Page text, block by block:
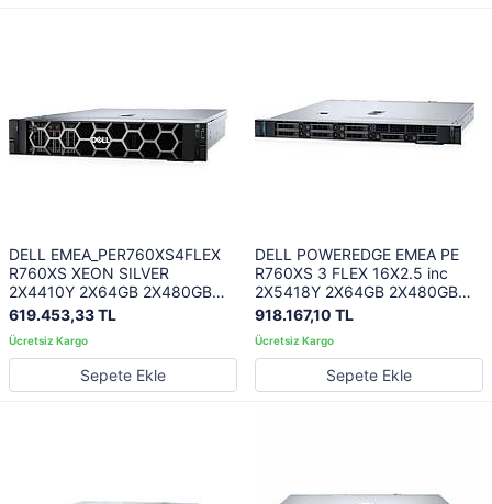
DELL EMEA_PER760XS4FLEX
R760XS XEON SILVER
2X4410Y 2X64GB 2X480GB
SSD 2X1100W 3 YILYERİNDE
GARANTİ
619.453,33 TL
Sepete Ekle
DELL POWEREDGE EMEA PE
R760XS 3 FLEX 16X2.5 inc
2X5418Y 2X64GB 2X480GB
SSD SATA 2X1100W 3 YIL
YERİNDE GARANTİ
918.167,10 TL
Sepete Ekle